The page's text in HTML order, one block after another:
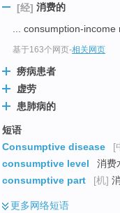
[经] 消费的
... consumption-
基于163个网页-相关网页
痨病患者
虚劳
患肺病的
短语
Consumptive disease
[
consumptive level
消费
consumptive part
[机]
更多网络短语